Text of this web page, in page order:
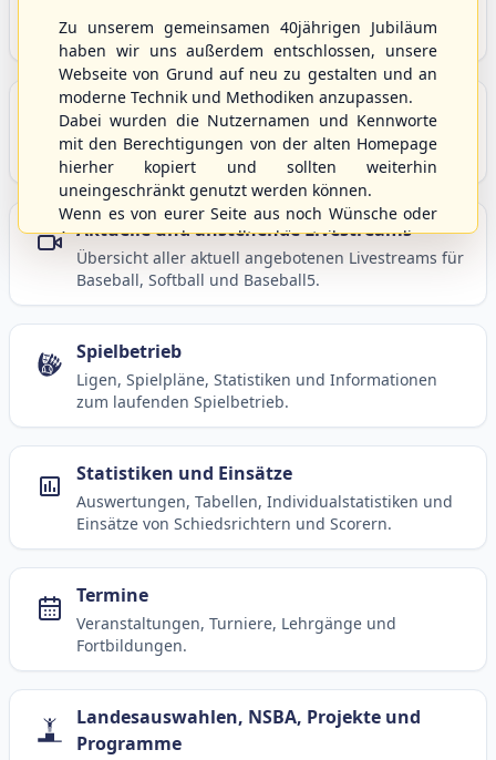
und Baseball5.
Berichte und Neuigkeiten
Aktuelle Meldungen, Berichte und Nachrichten aus
dem S/HBV, Deutschland und der Welt.
Aktuelle und anstehende Livestreams
Übersicht aller aktuell angebotenen Livestreams für
Baseball, Softball und Baseball5.
Spielbetrieb
Ligen, Spielpläne, Statistiken und Informationen
zum laufenden Spielbetrieb.
Statistiken und Einsätze
Auswertungen, Tabellen, Individualstatistiken und
Einsätze von Schiedsrichtern und Scorern.
Termine
Veranstaltungen, Turniere, Lehrgänge und
Fortbildungen.
Landesauswahlen, NSBA, Projekte und
Programme
Zu unserem gemeinsamen 40jährigen Jubiläum
haben wir uns außerdem entschlossen, unsere
Webseite von Grund auf neu zu gestalten und an
moderne Technik und Methodiken anzupassen.
Dabei wurden die Nutzernamen und Kennworte
mit den Berechtigungen von der alten Homepage
hierher kopiert und sollten weiterhin
uneingeschränkt genutzt werden können.
Wenn es von eurer Seite aus noch Wünsche oder
Anregungen geben sollte, könnt ihr uns diese
gerne an die Verbandsadresseinfo@shbvnet.de
schicken.